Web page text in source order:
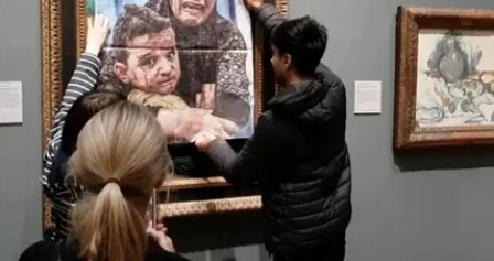
进的作品，就像一颗投入平静池塘中的石子，激起
的涟漪不断向外扩散。”
福蒂于1935年3月25日出生于意大利佛罗伦萨的一
个犹太家庭。三年后，当法西斯领导人贝尼托·墨索
里尼（Benito Mussolini）开始剥夺意大利犹太人的
公民身份时，福蒂全家逃往美国，最终定居洛杉
矶。她曾进入俄勒冈州波特兰的里德学院（Reed
College）就读，但中途退学，并与当时的伴侣、观